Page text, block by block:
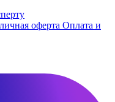
оферта Оплата и